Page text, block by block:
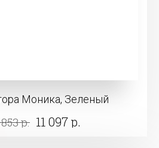
Моника, Зеленый
853 р. 11 097 р.